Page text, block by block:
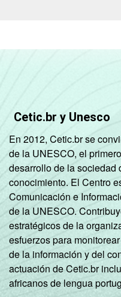
1 Base: 6.159
acesso à
ocupadas, que
segmentos da
N, R e S).
Cetic.br y Unesco
En 2012, Cetic.br se
de la UNESCO, el
desarrollo de la sociedad
conocimiento. El Centro
Comunicación e
de la UNESCO.
estratégicos de la
esfuerzos para
de la información y del
actuación de Cetic.br
africanos de lengua